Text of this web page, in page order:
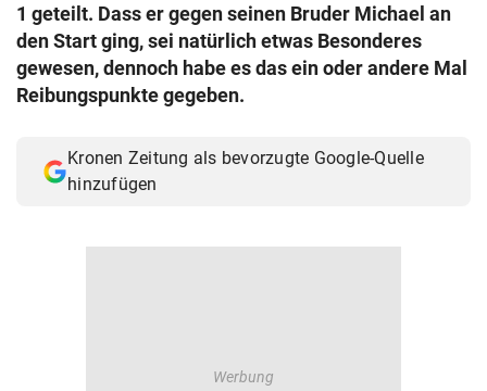
1 geteilt. Dass er gegen seinen Bruder Michael an
den Start ging, sei natürlich etwas Besonderes
gewesen, dennoch habe es das ein oder andere Mal
Reibungspunkte gegeben.
Kronen Zeitung als bevorzugte Google-Quelle
hinzufügen